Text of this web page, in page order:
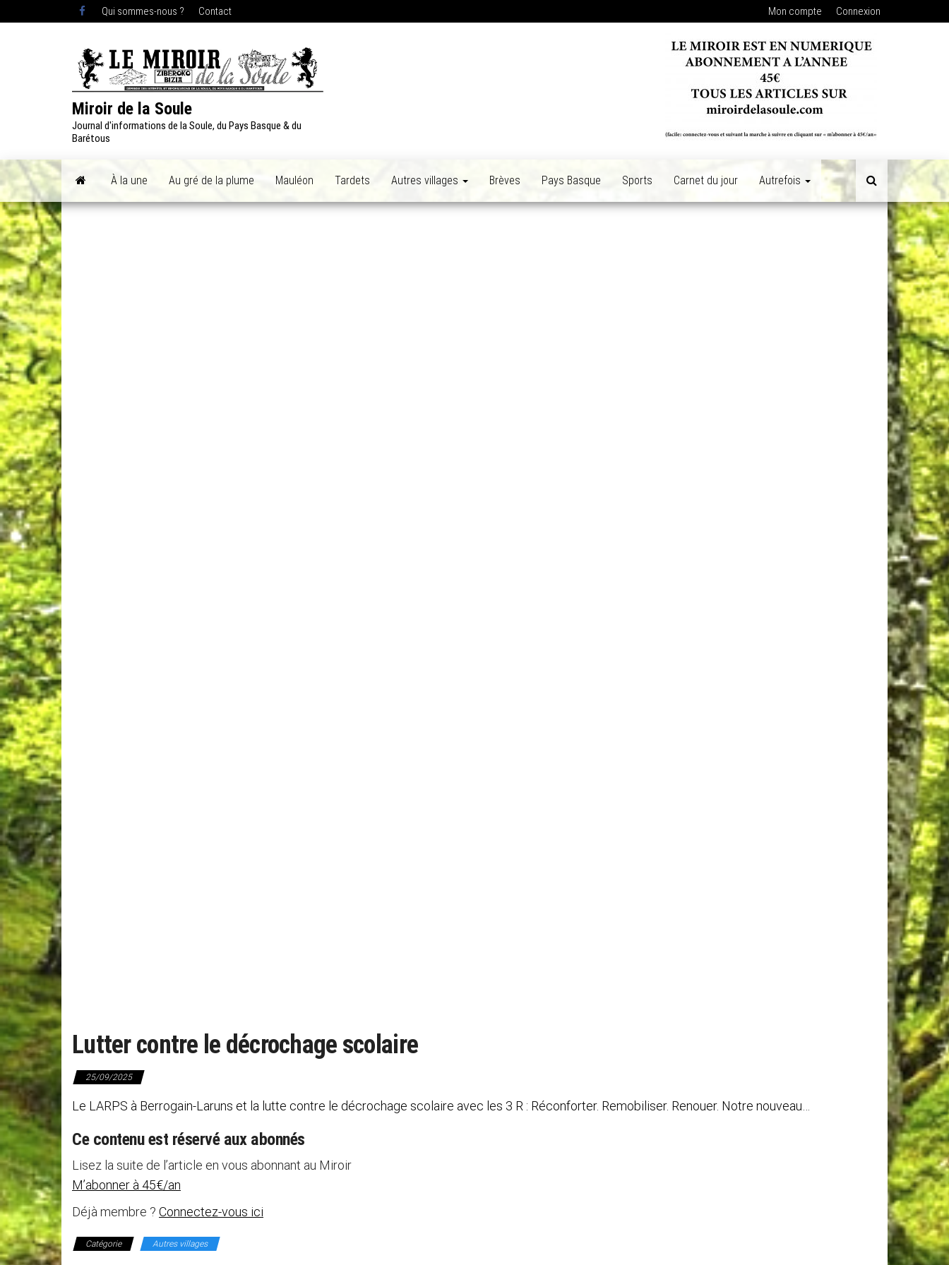
Qui sommes-nous ? Contact Mon compte Connexion
Miroir de la Soule
Journal d'informations de la Soule, du Pays Basque & du
Barétous
À la une Au gré de la plume Mauléon Tardets Autres villages Brèves Pays Basque Sports Carnet du jour Autrefois
Lutter contre le décrochage scolaire
25/09/2025
Le LARPS à Berrogain-Laruns et la lutte contre le décrochage scolaire avec les 3 R : Réconforter. Remobiliser. Renouer. Notre nouveau…
Ce contenu est réservé aux abonnés
Lisez la suite de l’article en vous abonnant au Miroir
M’abonner à 45€/an
Déjà membre ? Connectez-vous ici
Catégorie Autres villages